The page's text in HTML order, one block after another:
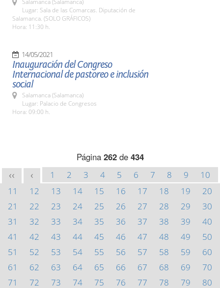
Salamanca (Salamanca)
Lugar: Sala de las Comarcas. Diputación de
Salamanca. (SOLO GRÁFICOS)
Hora: 11:30 h.
14/05/2021
Inauguración del Congreso
Internacional de pastoreo e inclusión
social
Salamanca (Salamanca)
Lugar: Palacio de Congresos
Hora: 09:00 h.
Página 262de 434
<< < 1 2 3 4 5 6 7 8 9
10
11
12 13 14 15 16 17 18 19
20
21
22 23 24 25 26 27 28 29
30
31
32 33 34 35 36 37 38 39
40
41
42 43 44 45 46 47 48 49
50
51
52 53 54 55 56 57 58 59
60
61
62 63 64 65 66 67 68 69
70
71
72 73 74 75 76 77 78 79
80